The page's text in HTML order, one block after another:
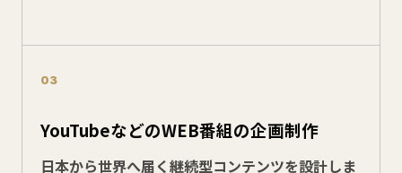
03
YouTubeなどのWEB番組の企画制作
日本から世界へ届く継続型コンテンツを設計しま